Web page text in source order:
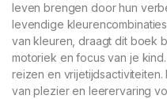
leven brengen door hun
levendige
van kleuren, draagt dit boek
motoriek en focus van je
reizen en
van plezier en leerervaring